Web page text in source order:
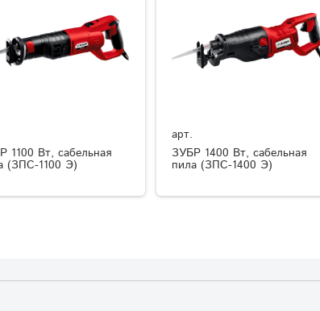
1100 Вт, сабельная
(ЗПС-1100 Э)
арт.
ЗУБР 1400 Вт, сабельная
пила (ЗПС-1400 Э)